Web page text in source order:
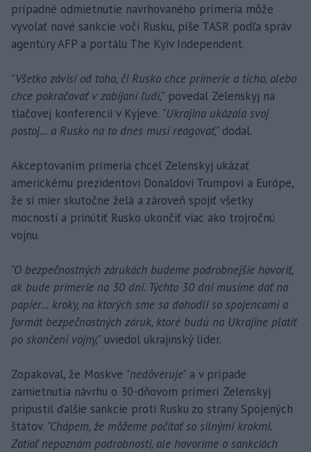
prípadné odmietnutie navrhovaného prímeria môže
vyvolať nové sankcie voči Rusku, píše TASR podľa správ
agentúry AFP a portálu The Kyiv Independent.
"Všetko závisí od toho, či Rusko chce prímerie a ticho, alebo
chce pokračovať v zabíjaní ľudí," povedal Zelenskyj na
tlačovej konferencii v Kyjeve. "Ukrajina ukázala svoj
postoj... a Rusko na to dnes musí reagovať," dodal.
Akceptovaním prímeria chcel Zelenskyj ukázať
americkému prezidentovi Donaldovi Trumpovi a Európe,
že si mier skutočne želá a zároveň spojiť všetky
mocnosti a prinútiť Rusko ukončiť viac ako trojročnú
vojnu.
"O bezpečnostných zárukách budeme podrobnejšie hovoriť,
ak bude prímerie na 30 dní. Týchto 30 dní musíme dať na
papier... kroky, na ktorých sme sa dohodli so spojencami a
formát bezpečnostných záruk, ktoré budú na Ukrajine platiť
po skončení vojny," uviedol ukrajinský líder.
Zopakoval, že Moskve "nedôveruje" a v prípade
zamietnutia návrhu o 30-dňovom prímerí Zelenskyj
pripustil ďalšie sankcie proti Rusku zo strany Spojených
štátov. "Chápem, že môžeme počítať so silnými krokmi.
Zatiaľ nepoznám podrobnosti, ale hovoríme o sankciách